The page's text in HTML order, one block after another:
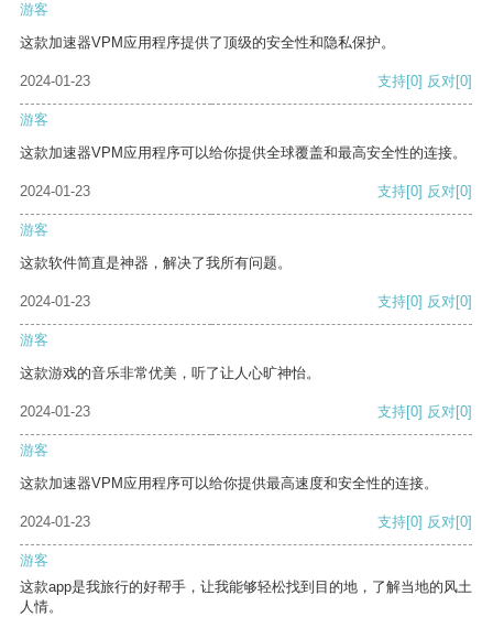
游客
这款加速器VPM应用程序提供了顶级的安全性和隐私保护。
2024-01-23 支持[0] 反对[0]
游客
这款加速器VPM应用程序可以给你提供全球覆盖和最高安全性的连接。
2024-01-23 支持[0] 反对[0]
游客
这款软件简直是神器，解决了我所有问题。
2024-01-23 支持[0] 反对[0]
游客
这款游戏的音乐非常优美，听了让人心旷神怡。
2024-01-23 支持[0] 反对[0]
游客
这款加速器VPM应用程序可以给你提供最高速度和安全性的连接。
2024-01-23 支持[0] 反对[0]
游客
这款app是我旅行的好帮手，让我能够轻松找到目的地，了解当地的风土
人情。